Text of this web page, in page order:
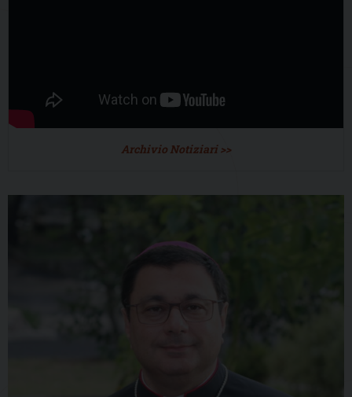
Archivio Notiziari >>